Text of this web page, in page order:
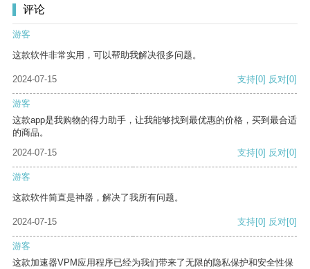
评论
游客
这款软件非常实用，可以帮助我解决很多问题。
2024-07-15 支持[0] 反对[0]
游客
这款app是我购物的得力助手，让我能够找到最优惠的价格，买到最合适
的商品。
2024-07-15
支持[0] 反对[0]
游客
这款软件简直是神器，解决了我所有问题。
2024-07-15 支持[0] 反对[0]
游客
这款加速器VPM应用程序已经为我们带来了无限的隐私保护和安全性保